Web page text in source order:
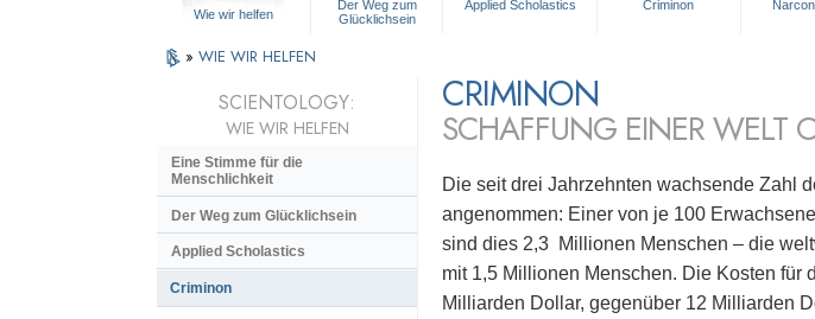
Wie wir helfen
Der Weg zum
Glücklichsein
Applied Scholastics Criminon
» WIE WIR HELFEN
CRIMINON
SCHAFFUNG EINER WELT
Die seit drei Jahrzehnten wachsende Zahl
angenommen: Einer von je 100
sind dies 2,3 Millionen Menschen – die
mit 1,5 Millionen Menschen. Die Kosten für
Milliarden Dollar, gegenüber 12 Milliarden
SCIENTOLOGY:
WIE WIR HELFEN
Eine Stimme für die
Menschlichkeit
Der Weg zum Glücklichsein
Applied Scholastics
Criminon